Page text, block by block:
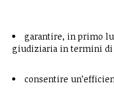
garantire, in primo
giudiziaria in termini di
consentire